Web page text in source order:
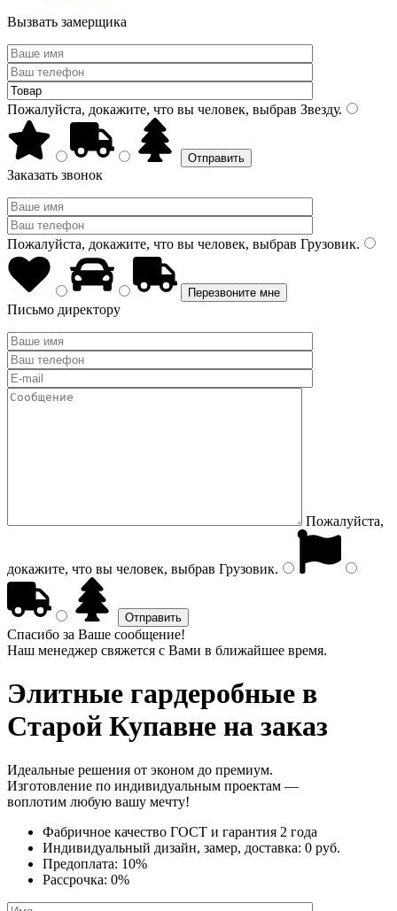
Вызвать замерщика
Пожалуйста, докажите, что вы человек, выбрав Звезду.
Заказать звонок
Пожалуйста, докажите, что вы человек, выбрав Грузовик.
Письмо директору
Пожалуйста,
докажите, что вы человек, выбрав Грузовик.
Спасибо за Ваше сообщение!
Наш менеджер свяжется с Вами в ближайшее время.
Элитные гардеробные в
Старой Купавне на заказ
Идеальные решения от эконом до премиум.
Изготовление по индивидуальным проектам —
воплотим любую вашу мечту!
Фабричное качество ГОСТ и гарантия 2 года
Индивидуальный дизайн, замер, доставка: 0 руб.
Предоплата: 10%
Рассрочка: 0%